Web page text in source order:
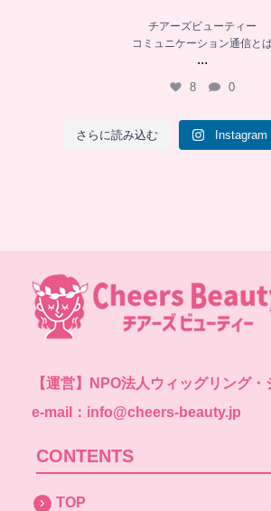
チアーズビューティー
コミュニケーション通信とは
...
8 0
さらに読み込む
【運営】
NPO法人ウィッグリング・
e-mail：info@cheers-beauty.jp
CONTENTS
TOP